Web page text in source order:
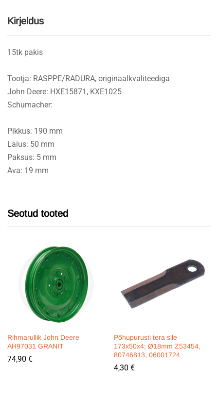
Kirjeldus
15tk pakis
Tootja: RASPPE/RADURA, originaalkvaliteediga
John Deere: HXE15871, KXE1025
Schumacher:
Pikkus: 190 mm
Laius: 50 mm
Paksus: 5 mm
Ava: 19 mm
Seotud tooted
Rihmarullik John Deere
AH97031 GRANIT
74,90 €
Põhupurusti tera sile
173x50x4; Ø18mm Z53454,
80746813, 06001724
4,30 €